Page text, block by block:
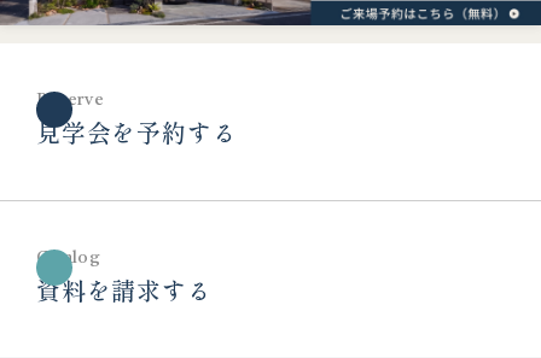
Reserve
見学会を予約する
Catalog
資料を請求する